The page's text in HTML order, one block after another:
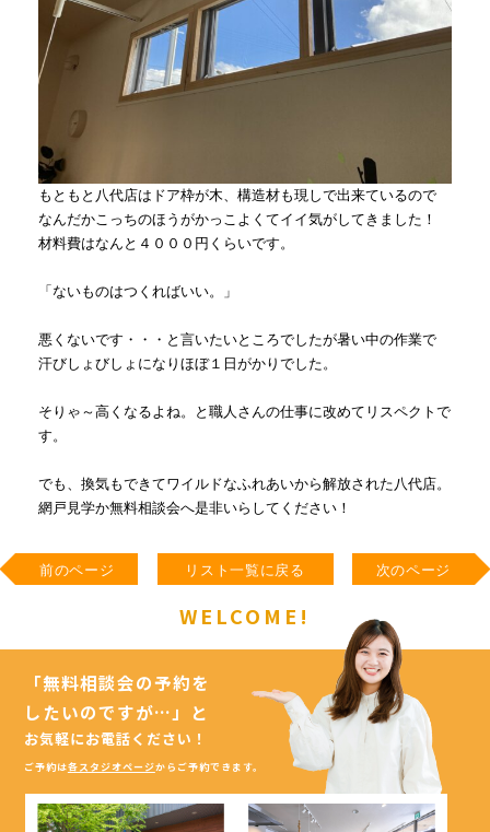
もともと八代店はドア枠が木、構造材も現しで出来ているので
なんだかこっちのほうがかっこよくてイイ気がしてきました！
材料費はなんと４０００円くらいです。
「ないものはつくればいい。」
悪くないです・・・と言いたいところでしたが暑い中の作業で
汗びしょびしょになりほぼ１日がかりでした。
そりゃ～高くなるよね。と職人さんの仕事に改めてリスペクトで
す。
でも、換気もできてワイルドなふれあいから解放された八代店。
網戸見学か無料相談会へ是非いらしてください！
前のページ リスト一覧に戻る 次のページ
WELCOME!
「無料相談会の予約を
したいのですが…」
と
お気軽にお電話ください！
ご予約は各スタジオページからご予約できます。